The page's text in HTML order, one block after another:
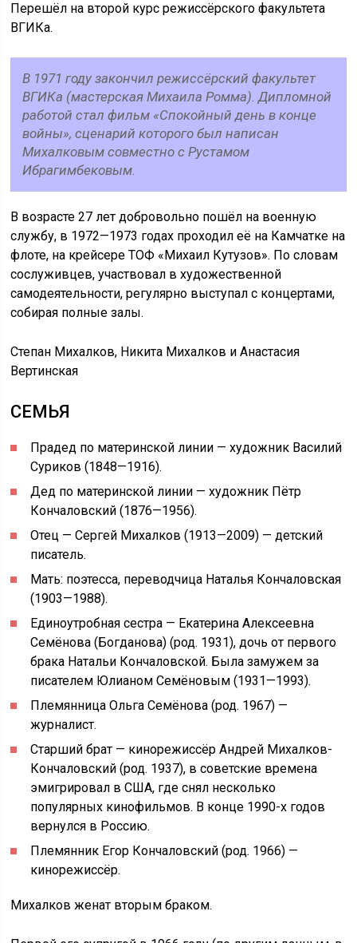
Перешёл на второй курс режиссёрского факультета
ВГИКа.
В 1971 году закончил режиссёрский факультет
ВГИКа (мастерская Михаила Ромма). Дипломной
работой стал фильм «Спокойный день в конце
войны», сценарий которого был написан
Михалковым совместно с Рустамом
Ибрагимбековым.
В возрасте 27 лет добровольно пошёл на военную
службу, в 1972—1973 годах проходил её на Камчатке на
флоте, на крейсере ТОФ «Михаил Кутузов». По словам
сослуживцев, участвовал в художественной
самодеятельности, регулярно выступал с концертами,
собирая полные залы.
Степан Михалков, Никита Михалков и Анастасия
Вертинская
СЕМЬЯ
Прадед по материнской линии — художник Василий
Суриков (1848—1916).
Дед по материнской линии — художник Пётр
Кончаловский (1876—1956).
Отец — Сергей Михалков (1913—2009) — детский
писатель.
Мать: поэтесса, переводчица Наталья Кончаловская
(1903—1988).
Единоутробная сестра — Екатерина Алексеевна
Семёнова (Богданова) (род. 1931), дочь от первого
брака Натальи Кончаловской. Была замужем за
писателем Юлианом Семёновым (1931—1993).
Племянница Ольга Семёнова (род. 1967) —
журналист.
Старший брат — кинорежиссёр Андрей Михалков-
Кончаловский (род. 1937), в советские времена
эмигрировал в США, где снял несколько
популярных кинофильмов. В конце 1990-х годов
вернулся в Россию.
Племянник Егор Кончаловский (род. 1966) —
кинорежиссёр.
Михалков женат вторым браком.